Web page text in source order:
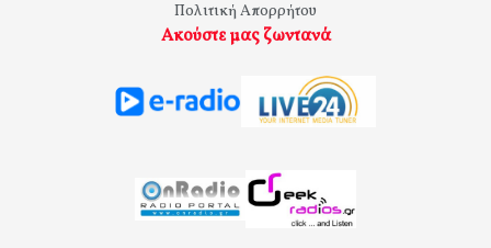
Πολιτική Απορρήτου
Ακούστε μας ζωντανά